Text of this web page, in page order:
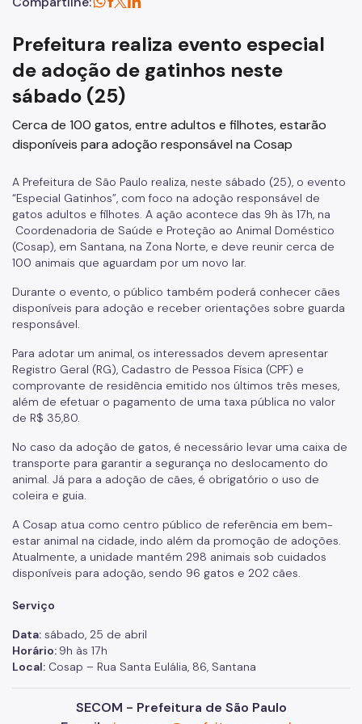
Prefeitura realiza evento especial
de adoção de gatinhos neste
sábado (25)
Cerca de 100 gatos, entre adultos e filhotes, estarão
disponíveis para adoção responsável na Cosap
A Prefeitura de São Paulo realiza, neste sábado (25), o evento
“Especial Gatinhos”, com foco na adoção responsável de
gatos adultos e filhotes. A ação acontece das 9h às 17h, na
Coordenadoria de Saúde e Proteção ao Animal Doméstico
(Cosap), em Santana, na Zona Norte, e deve reunir cerca de
100 animais que aguardam por um novo lar.
Durante o evento, o público também poderá conhecer cães
disponíveis para adoção e receber orientações sobre guarda
responsável.
Para adotar um animal, os interessados devem apresentar
Registro Geral (RG), Cadastro de Pessoa Física (CPF) e
comprovante de residência emitido nos últimos três meses,
além de efetuar o pagamento de uma taxa pública no valor
de R$ 35,80.
No caso da adoção de gatos, é necessário levar uma caixa de
transporte para garantir a segurança no deslocamento do
animal. Já para a adoção de cães, é obrigatório o uso de
coleira e guia.
A Cosap atua como centro público de referência em bem-
estar animal na cidade, indo além da promoção de adoções.
Atualmente, a unidade mantém 298 animais sob cuidados
disponíveis para adoção, sendo 96 gatos e 202 cães.
Serviço
Data: sábado, 25 de abril
Horário: 9h às 17h
Local: Cosap – Rua Santa Eulália, 86, Santana
SECOM - Prefeitura de São Paulo